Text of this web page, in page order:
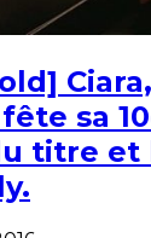
Ciara,
sa
titre et